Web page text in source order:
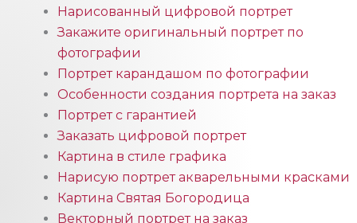
Нарисованный цифровой портрет
Закажите оригинальный портрет по
фотографии
Портрет карандашом по фотографии
Особенности создания портрета на заказ
Портрет с гарантией
Заказать цифровой портрет
Картина в стиле графика
Нарисую портрет акварельными красками
Картина Святая Богородица
Векторный портрет на заказ